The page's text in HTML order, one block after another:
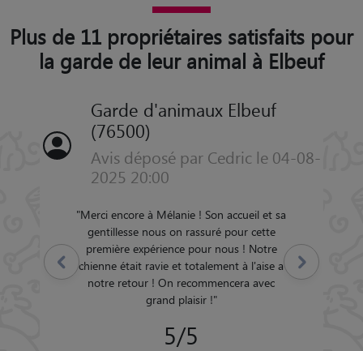
Plus de 11 propriétaires satisfaits pour
la garde de leur animal à Elbeuf
Garde d'animaux Elbeuf
(76500)
Avis déposé par Cedric le 04-08-
2025 20:00
"Merci encore à Mélanie ! Son accueil et sa
gentillesse nous on rassuré pour cette
première expérience pour nous ! Notre
chienne était ravie et totalement à l'aise a
notre retour ! On recommencera avec
grand plaisir !"
5/5
Précédent Suivant